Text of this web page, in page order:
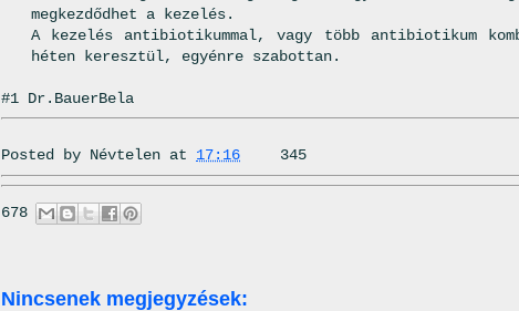
megkezdődhet a kezelés.
A kezelés antibiotikummal, vagy több antibiotikum
héten keresztül, egyénre szabottan.
#1 Dr.BauerBela
Posted by Névtelen at 17:16 345
678
Nincsenek megjegyzések: